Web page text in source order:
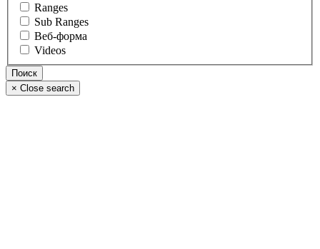
Ranges
Sub Ranges
Веб-форма
Videos
× Close search